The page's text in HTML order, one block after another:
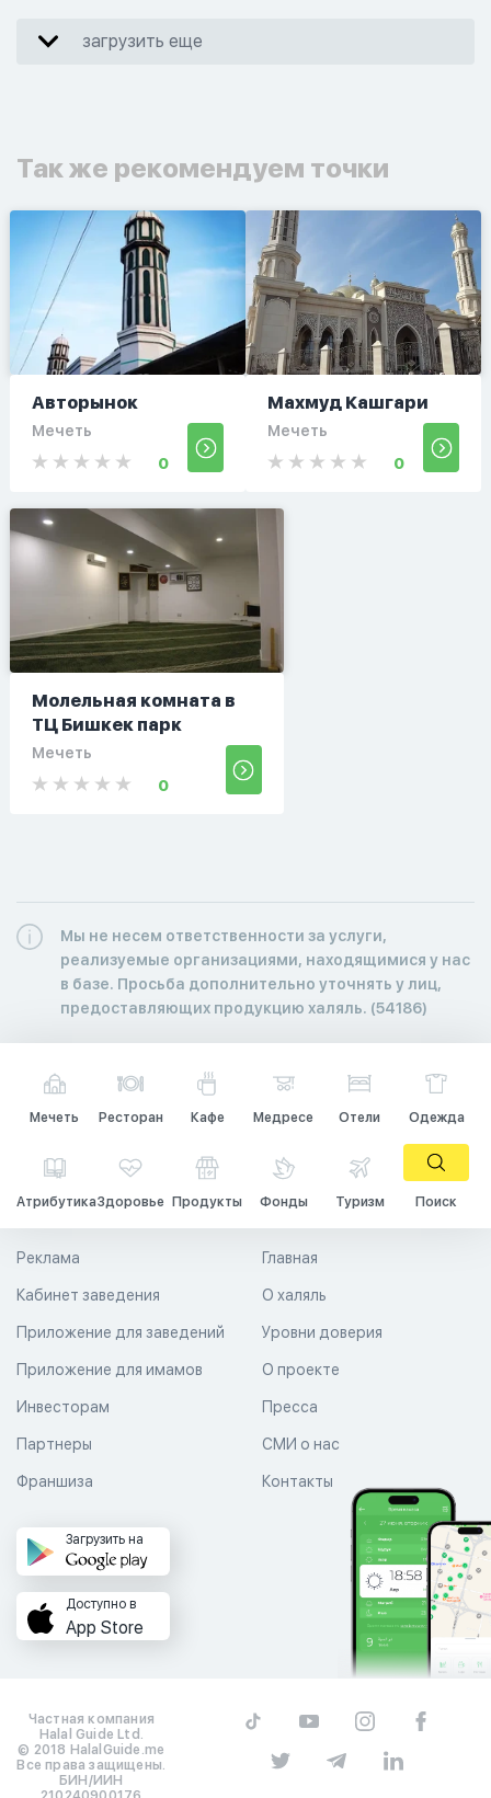
загрузить еще
Так же рекомендуем точки
Авторынок
Мечеть
0
Махмуд Кашгари
Мечеть
0
Молельная комната в
ТЦ Бишкек парк
Мечеть
0
Мы не несем ответственности за услуги,
реализуемые организациями, находящимися у нас
в базе. Просьба дополнительно уточнять у лиц,
предоставляющих продукцию халяль. (54186)
Мечеть Ресторан Кафе Медресе Отели Одежда
АтрибутикаЗдоровье Продукты Фонды Туризм Поиск
Главная
О халяль
Уровни доверия
Реклама
Кабинет заведения
Приложение для заведений
Приложение для имамов О проекте
Пресса
СМИ о нас
Контакты
Инвесторам
Партнеры
Франшиза
Загрузить на
Доступно в
App Store
Частная компания
Halal Guide Ltd.
© 2018 HalalGuide.me
Все права защищены.
БИН/ИИН